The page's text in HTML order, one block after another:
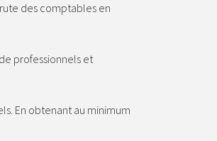
des comptables en
professionnels et
En obtenant au minimum